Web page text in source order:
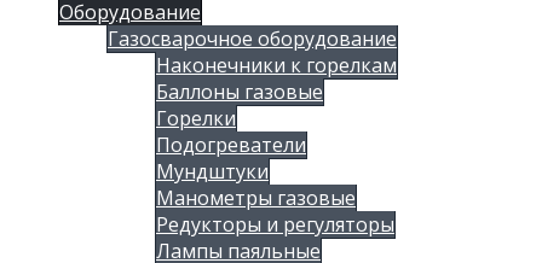
Оборудование
Газосварочное оборудование
Наконечники к горелкам
Баллоны газовые
Горелки
Подогреватели
Мундштуки
Манометры газовые
Редукторы и регуляторы
Лампы паяльные